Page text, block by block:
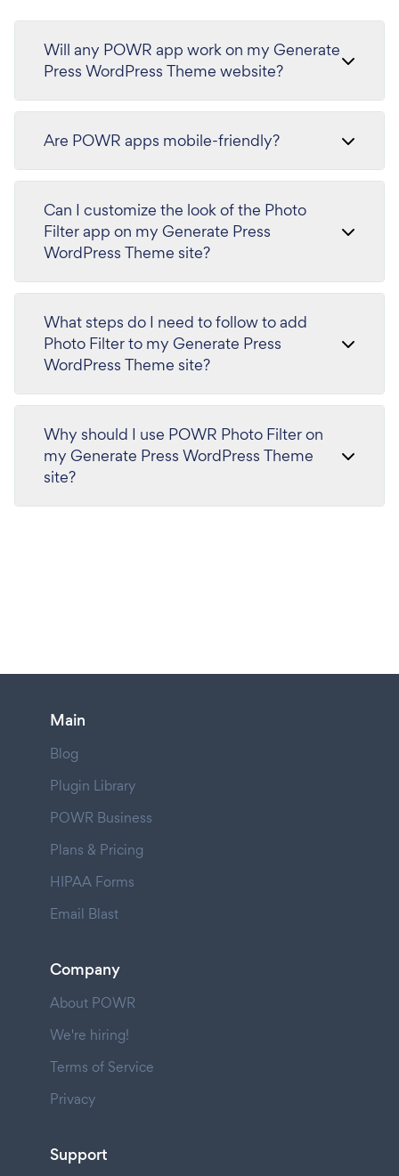
Will any POWR app work on my Generate
Press WordPress Theme website?
Are POWR apps mobile-friendly?
Can I customize the look of the Photo
Filter app on my Generate Press
WordPress Theme site?
What steps do I need to follow to add
Photo Filter to my Generate Press
WordPress Theme site?
Why should I use POWR Photo Filter on
my Generate Press WordPress Theme
site?
Main
Blog
Plugin Library
POWR Business
Plans & Pricing
HIPAA Forms
Email Blast
Company
About POWR
We're hiring!
Terms of Service
Privacy
Support